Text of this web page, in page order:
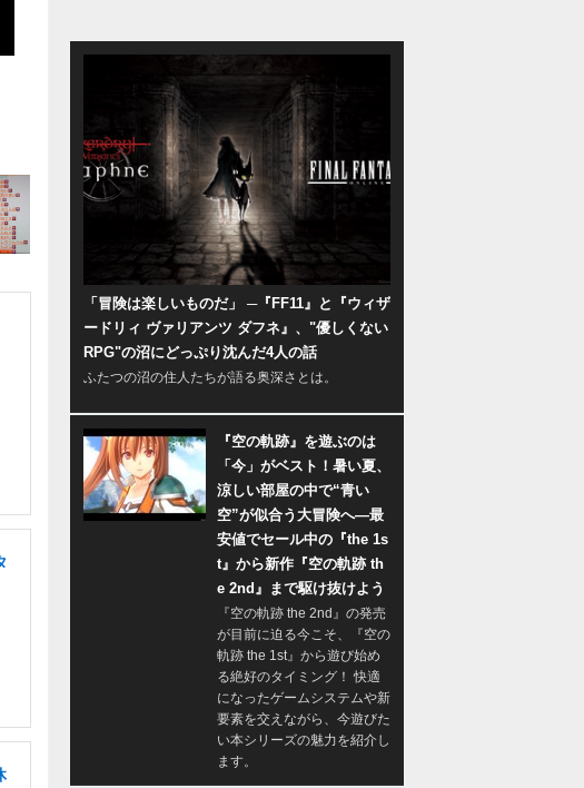
「冒険は楽しいものだ」 ─『FF11』と『ウィザ
ードリィ ヴァリアンツ ダフネ』、"優しくない
RPG"の沼にどっぷり沈んだ4人の話
ふたつの沼の住人たちが語る奥深さとは。
『空の軌跡』を遊ぶのは
「今」がベスト！暑い夏、
涼しい部屋の中で“青い
空”が似合う大冒険へ―最
安値でセール中の『the 1s
t』から新作『空の軌跡 th
e 2nd』まで駆け抜けよう
『空の軌跡 the 2nd』の発売
が目前に迫る今こそ、『空の
軌跡 the 1st』から遊び始め
る絶好のタイミング！ 快適
になったゲームシステムや新
要素を交えながら、今遊びた
い本シリーズの魅力を紹介し
ます。